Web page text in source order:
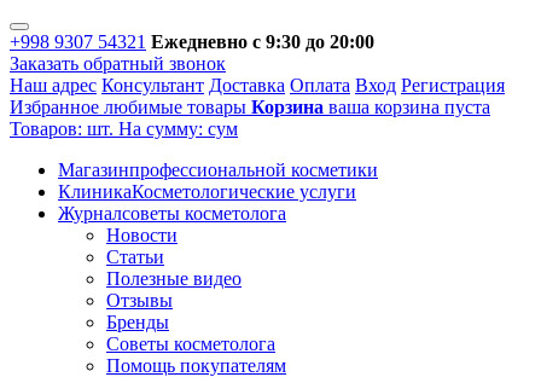
+998 9307 54321 Ежедневно с 9:30 до 20:00
Заказать обратный звонок
Наш адрес Консультант Доставка Оплата Вход Регистрация
Избранное любимые товары Корзина ваша корзина пуста
Товаров: шт. На сумму: сум
Магазинпрофессиональной косметики
КлиникаКосметологические услуги
Журналсоветы косметолога
Новости
Статьи
Полезные видео
Отзывы
Бренды
Советы косметолога
Помощь покупателям